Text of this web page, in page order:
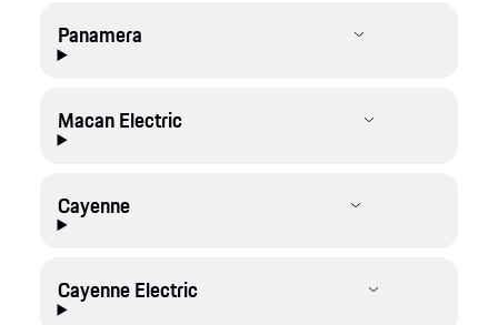
Panamera
Macan Electric
Cayenne
Cayenne Electric